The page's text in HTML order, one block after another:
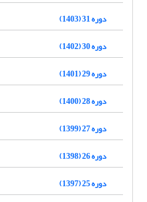
دوره 31 (1403)
دوره 30 (1402)
دوره 29 (1401)
دوره 28 (1400)
دوره 27 (1399)
دوره 26 (1398)
دوره 25 (1397)